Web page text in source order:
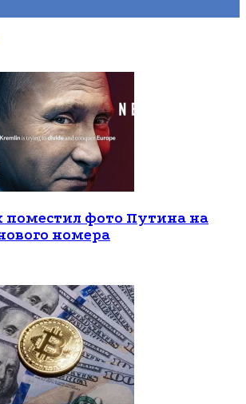
поместил фото Путина на
номера